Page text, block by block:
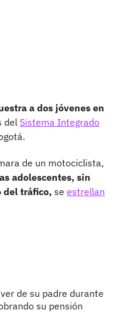
a dos jóvenes en
del Sistema Integrado
de un motociclista,
adolescentes, sin
del tráfico, se estrellan
de su padre durante
su pensión